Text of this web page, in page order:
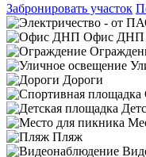
Забронировать участок
Офис ДНП
Дороги
Пляж